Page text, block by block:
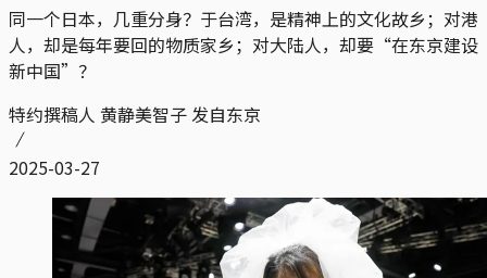
同一个日本，几重分身？于台湾，是精神上的文化故乡；对港
人，却是每年要回的物质家乡；对大陆人，却要“在东京建设
新中国”？
特约撰稿人 黄静美智子 发自东京
2025-03-27